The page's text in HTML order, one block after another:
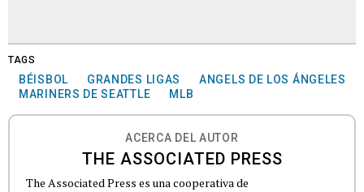
TAGS
BÉISBOL GRANDES LIGAS
ANGELS DE LOS ÁNGELES
MARINERS DE SEATTLE
MLB
ACERCA DEL AUTOR
THE ASSOCIATED PRESS
The Associated Press es una cooperativa de